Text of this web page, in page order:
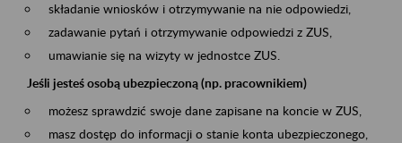
składanie wniosków i otrzymywanie na nie odpowiedzi,
zadawanie pytań i otrzymywanie odpowiedzi z ZUS,
umawianie się na wizyty w jednostce ZUS.
Jeśli jesteś osobą ubezpieczoną (np. pracownikiem)
możesz sprawdzić swoje dane zapisane na koncie w ZUS,
masz dostęp do informacji o stanie konta ubezpieczonego,